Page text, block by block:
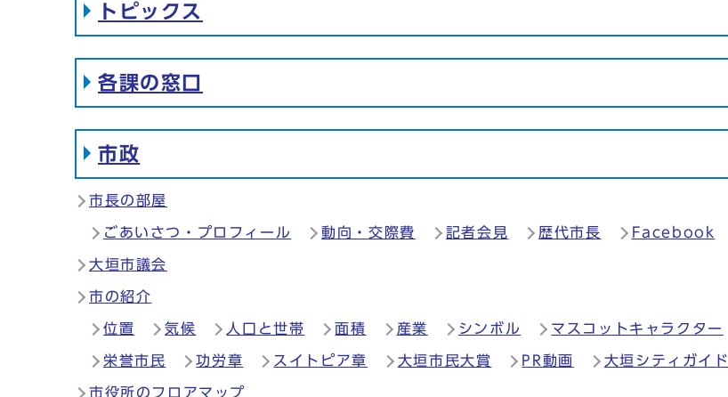
トピックス
各課の窓口
市政
市長の部屋
ごあいさつ・プロフィール 動向・交際費 記者会見 歴代市長 Facebook
大垣市議会
市の紹介
位置 気候 人口と世帯 面積 産業 シンボル マスコットキャラクター
栄誉市民 功労章 スイトピア章 大垣市民大賞 PR動画 大垣シティガイド
市役所のフロアマップ